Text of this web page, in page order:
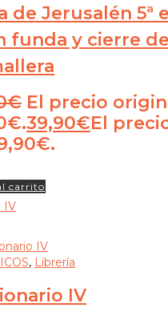
de Jerusalén 5ª
funda y cierre de
€ El precio
39,90€El
carrito
, Librería
IV